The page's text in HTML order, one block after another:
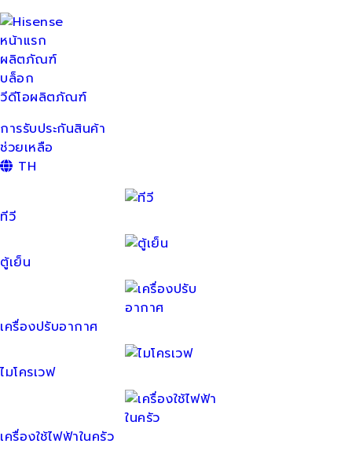
หน้าแรก
ผลิตภัณฑ์
บล็อก
วีดีโอผลิตภัณฑ์
การรับประกันสินค้า
ช่วยเหลือ
TH
ทีวี
ตู้เย็น
เครื่องปรับอากาศ
ไมโครเวฟ
เครื่องใช้ไฟฟ้าในครัว